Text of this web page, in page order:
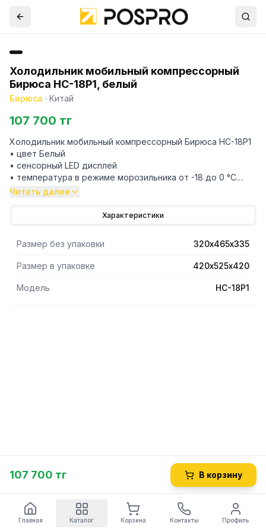
Холодильник мобильный компрессорный
Бирюса НС-18P1, белый
Бирюса · Китай
107 700 тг
Холодильник мобильный компрессорный Бирюса НС-18P1
• цвет Белый
• сенсорный LED дисплей
• температура в режиме морозильника от -18 до 0 °C
• температура в режиме холодильника от 0 до +20 °C
• габариты 33,5х46,5х32см
• объем 18л
Читать далее
Характеристики
Размер без упаковки 320х465х335
Размер в упаковке 420х525х420
Модель НС-18P1
107 700 тг В корзину
Главная Каталог Корзина Контакты Профиль